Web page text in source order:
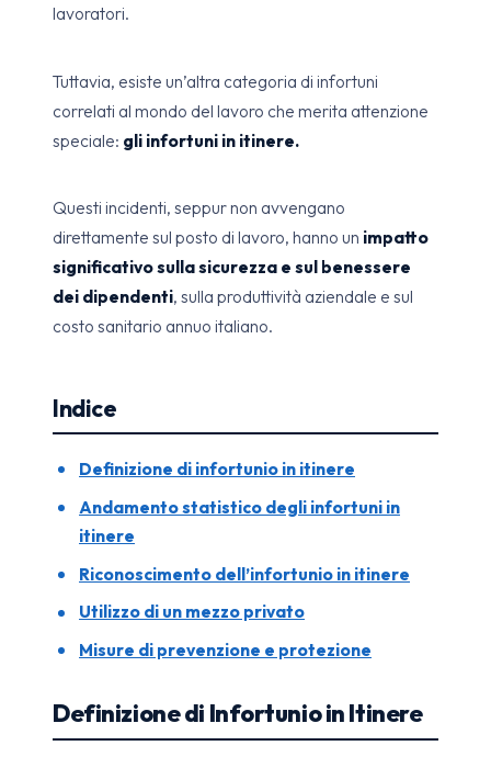
lavoratori.
Tuttavia, esiste un’altra categoria di infortuni
correlati al mondo del lavoro che merita attenzione
speciale: gli infortuni in itinere.
Questi incidenti, seppur non avvengano
direttamente sul posto di lavoro, hanno un impatto
significativo sulla sicurezza e sul benessere
dei dipendenti, sulla produttività aziendale e sul
costo sanitario annuo italiano.
Indice
Definizione di infortunio in itinere
Andamento statistico degli infortuni in
itinere
Riconoscimento dell’infortunio in itinere
Utilizzo di un mezzo privato
Misure di prevenzione e protezione
Definizione di Infortunio in Itinere